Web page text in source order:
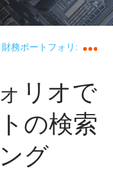
開/折りたたむ
財務ポートフォリオと資
リオで
の検索
グ